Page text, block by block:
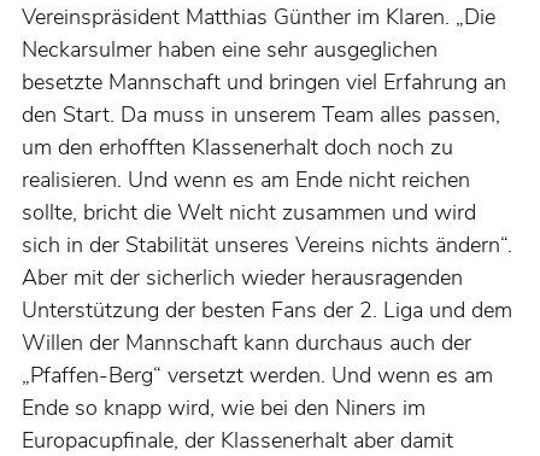
Vereinspräsident Matthias Günther im Klaren. „Die
Neckarsulmer haben eine sehr ausgeglichen
besetzte Mannschaft und bringen viel Erfahrung an
den Start. Da muss in unserem Team alles passen,
um den erhofften Klassenerhalt doch noch zu
realisieren. Und wenn es am Ende nicht reichen
sollte, bricht die Welt nicht zusammen und wird
sich in der Stabilität unseres Vereins nichts ändern“.
Aber mit der sicherlich wieder herausragenden
Unterstützung der besten Fans der 2. Liga und dem
Willen der Mannschaft kann durchaus auch der
„Pfaffen-Berg“ versetzt werden. Und wenn es am
Ende so knapp wird, wie bei den Niners im
Europacupfinale, der Klassenerhalt aber damit